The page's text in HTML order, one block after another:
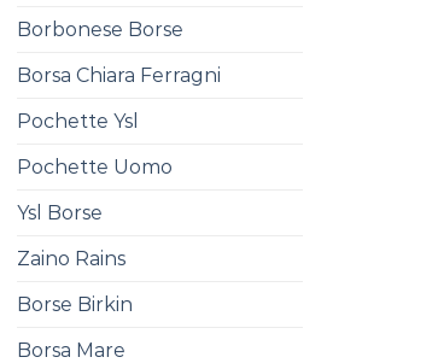
Borbonese Borse
Borsa Chiara Ferragni
Pochette Ysl
Pochette Uomo
Ysl Borse
Zaino Rains
Borse Birkin
Borsa Mare